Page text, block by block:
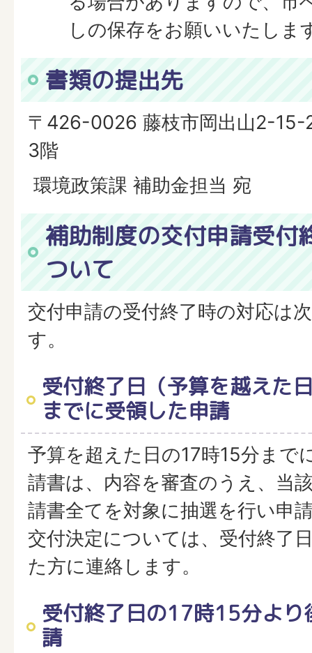
しの保存をお願いいたしま
書類の提出先
〒426-0026 藤枝市岡出山2-15-
3階
環境政策課 補助金担当 宛
補助制度の交付申請受付
ついて
交付申請の受付終了時の対応は
す。
受付終了日（予算を越えた
までに受領した申請
予算を超えた日の17時15分まで
請書は、内容を審査のうえ、当
請書全てを対象に抽選を行い申
交付決定については、受付終了
た方に連絡します。
受付終了日の17時15分より
請